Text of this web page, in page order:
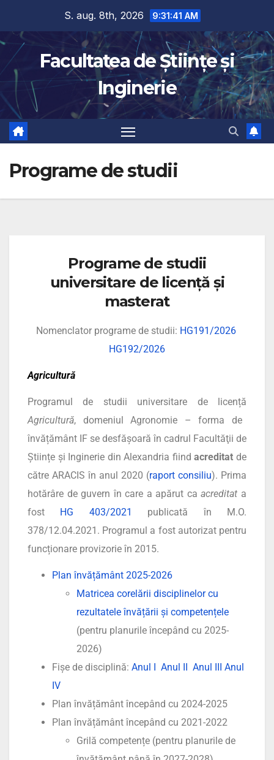
S. aug. 8th, 2026 9:31:41 AM
Facultatea de Științe și
Inginerie
Programe de studii
Programe de studii
universitare de licență și
masterat
Nomenclator programe de studii: HG191/2026
HG192/2026
Agricultură
Programul de studii universitare de licență
Agricultură, domeniul Agronomie – forma de
învățământ IF se desfăşoară în cadrul Facultăţii de
Științe și Inginerie din Alexandria fiindacreditat de
către ARACIS în anul 2020 (raport consiliu). Prima
hotărâre de guvern în care a apărut caacreditat a
fost HG 403/2021
publicată în M.O.
378/12.04.2021. Programul a fost autorizat pentru
funcționare provizorie în 2015.
Plan învățământ 2025-2026
Matricea corelării disciplinelor cu
rezultatele învățării și competențele
(pentru planurile începând cu 2025-
2026)
Fișe de disciplină: Anul I Anul II Anul III Anul
IV
Plan învățământ începând cu 2024-2025
Plan învățământ începând cu 2021-2022
Grilă competențe (pentru planurile de